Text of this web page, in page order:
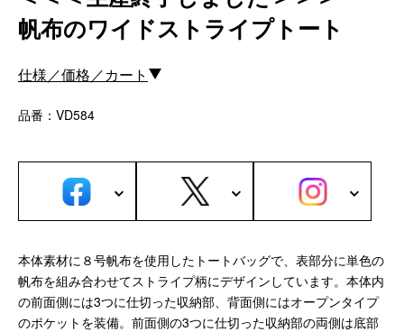
Bag
ビジネスバッグ
サブバッグ／ウエストバッグ
バッグインバッグ
トートバッグ
カメラバッグ
Other
帆布のワイドストライプトート
仕様／価格／カート
品番：VD584
本体素材に８号帆布を使用したトートバッグで、表部分に単色の
帆布を組み合わせてストライプ柄にデザインしています。本体内
の前面側には3つに仕切った収納部、背面側にはオープンタイプ
のポケットを装備。前面側の3つに仕切った収納部の両側は底部